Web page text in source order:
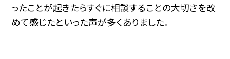
ったことが起きたらすぐに相談することの大切さを改
めて感じたといった声が多くありました。